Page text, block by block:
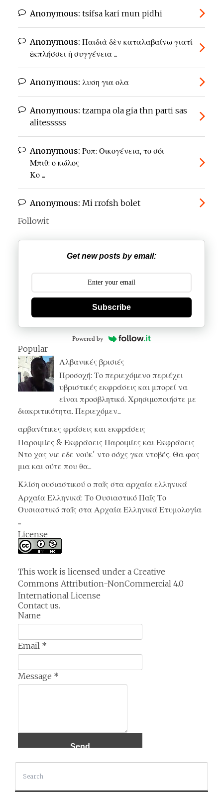
Anonymous: tsifsa kari mun pidhi
Anonymous: Παιδιὰ δὲν καταλαβαίνω γιατί
ἐκπλήσσει ἡ συγγένεια ...
Anonymous: λυση για ολα
Anonymous: tzampa ola gia thn parti sas
alitesssss
Anonymous: Ροπ: Οικογένεια, το σόι
Μπιθ: ο κώλος
Κο ...
Anonymous: Mi rrofsh bolet
Followit
Get new posts by email:
Subscribe
Powered by
Popular
Αλβανικές βρισιές
Προσοχή: Το περιεχόμενο περιέχει
υβριστικές εκφράσεις και μπορεί να
είναι προσβλητικό. Χρησιμοποιήστε με
διακριτικότητα. Περιεχόμεν...
αρβανίτικες φράσεις και εκφράσεις
Παροιμίες & Εκφράσεις Παροιμίες και Εκφράσεις
Ντο χας νιε εδε νούκ' ντο σόχς γκα ντοβές. Θα φας
μια και ούτε που θα...
Κλίση ουσιαστικού ο παῖς στα αρχαία ελληνικά
Αρχαία Ελληνικά: Το Ουσιαστικό Παῖς Το
Ουσιαστικό παῖς στα Αρχαία Ελληνικά Ετυμολογία
...
License
This work is licensed under a Creative
Commons Attribution-NonCommercial 4.0
International License
Contact us.
Name
Email *
Message *